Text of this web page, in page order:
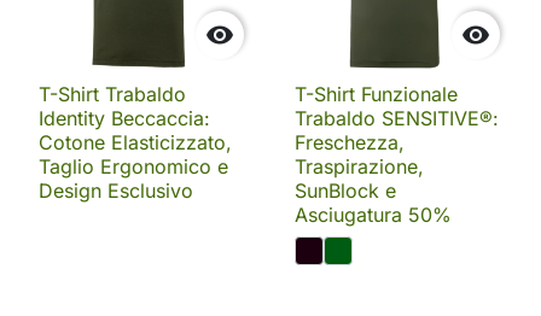

T-Shirt Trabaldo
Identity Beccaccia:
Cotone Elasticizzato,
Taglio Ergonomico e
Design Esclusivo

T-Shirt Funzionale
Trabaldo SENSITIVE®:
Freschezza,
Traspirazione,
SunBlock e
Asciugatura 50%